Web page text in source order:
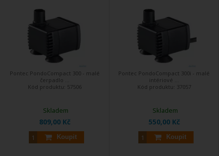
Pontec PondoCompact 300 - malé
čerpadlo ...
Kód produktu: 57506
809,00 Kč
Koupit
Skladem
Pontec PondoCompact 300i - malé
intériové ...
Kód produktu: 37057
550,00 Kč
Koupit
Skladem